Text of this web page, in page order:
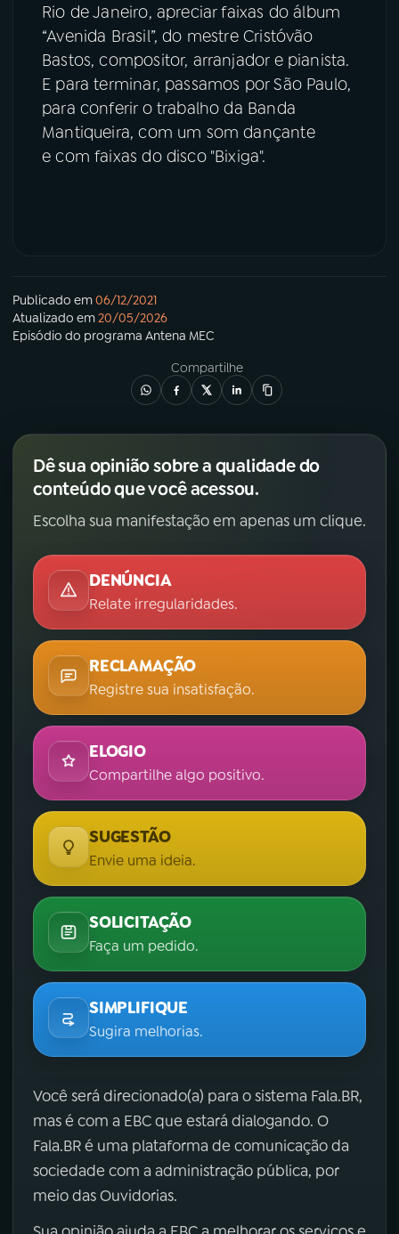
Rio de Janeiro, apreciar faixas do álbum
“Avenida Brasil”, do mestre Cristóvão
Bastos, compositor, arranjador e pianista.
E para terminar, passamos por São Paulo,
para conferir o trabalho da Banda
Mantiqueira, com um som dançante
e com faixas do disco "Bixiga".
Publicado em06/12/2021
Atualizado em20/05/2026
Episódio do programa Antena MEC
Compartilhe
Dê sua opinião sobre a qualidade do
conteúdo que você acessou.
Escolha sua manifestação em apenas um clique.
DENÚNCIA
Relate irregularidades.
RECLAMAÇÃO
Registre sua insatisfação.
ELOGIO
Compartilhe algo positivo.
SUGESTÃO
Envie uma ideia.
SOLICITAÇÃO
Faça um pedido.
SIMPLIFIQUE
Sugira melhorias.
Você será direcionado(a) para o sistema Fala.BR,
mas é com a EBC que estará dialogando. O
Fala.BR é uma plataforma de comunicação da
sociedade com a administração pública, por
meio das Ouvidorias.